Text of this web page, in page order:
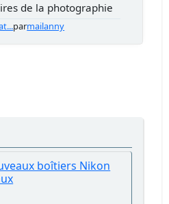
de la photographie
parmailanny
boîtiers Nikon